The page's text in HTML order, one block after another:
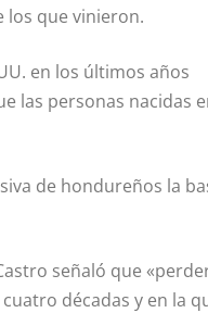
los que vinieron.
en los últimos años
las personas nacidas
de hondureños la
señaló que
décadas y en la